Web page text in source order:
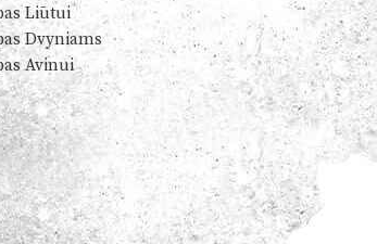
Liūtui
Dvyniams
Avinui